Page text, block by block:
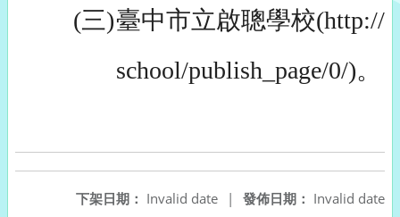
(三)臺中市立啟聰學校(http://
school/publish_page/0/)。
發佈日期： Invalid date
下架日期： Invalid date
|